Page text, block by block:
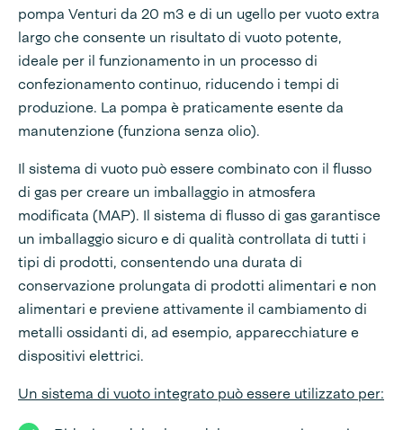
pompa Venturi da 20 m3 e di un ugello per vuoto extra
largo che consente un risultato di vuoto potente,
ideale per il funzionamento in un processo di
confezionamento continuo, riducendo i tempi di
produzione. La pompa è praticamente esente da
manutenzione (funziona senza olio).
Il sistema di vuoto può essere combinato con il flusso
di gas per creare un imballaggio in atmosfera
modificata (MAP). Il sistema di flusso di gas garantisce
un imballaggio sicuro e di qualità controllata di tutti i
tipi di prodotti, consentendo una durata di
conservazione prolungata di prodotti alimentari e non
alimentari e previene attivamente il cambiamento di
metalli ossidanti di, ad esempio, apparecchiature e
dispositivi elettrici.
Un sistema di vuoto integrato può essere utilizzato per: